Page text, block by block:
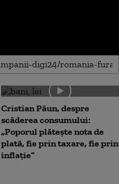
Cristian Păun, despre
scăderea consumului:
„Poporul plătește nota de
plată, fie prin taxare, fie prin
inflație”